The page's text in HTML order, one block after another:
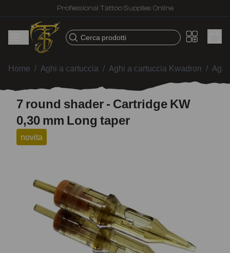
Professional Tattoo Supplies Online
Cerca prodotti
Home / Aghi a cartuccia / Aghi a cartuccia Kwadron /
7 round shader - Cartridge KW
0,30 mm Long taper
novita